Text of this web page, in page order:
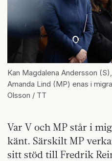
Kan Magdalena Andersson
Amanda Lind (MP) enas i
Olsson / TT
Var V och MP står i
känt. Särskilt MP
sitt stöd till Fredrik